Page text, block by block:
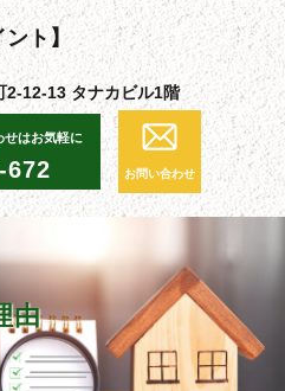
ント】
2-12-13 タナカビル1階
せはお気軽に
672 お問い合わせ
由